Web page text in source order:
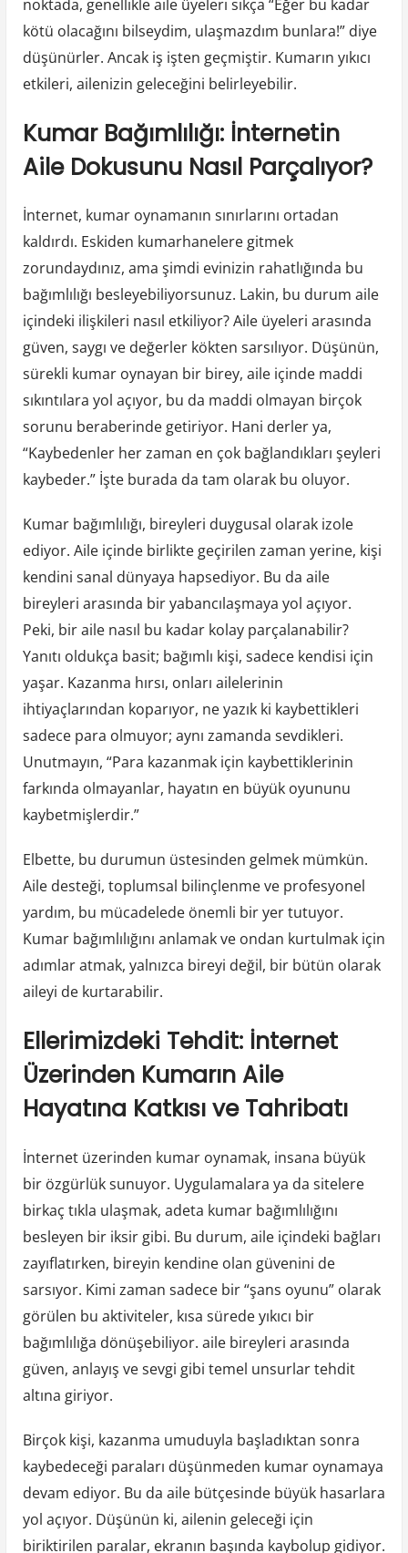
noktada, genellikle aile üyeleri sıkça “Eğer bu kadar
kötü olacağını bilseydim, ulaşmazdım bunlara!” diye
düşünürler. Ancak iş işten geçmiştir. Kumarın yıkıcı
etkileri, ailenizin geleceğini belirleyebilir.
Kumar Bağımlılığı: İnternetin
Aile Dokusunu Nasıl Parçalıyor?
İnternet, kumar oynamanın sınırlarını ortadan
kaldırdı. Eskiden kumarhanelere gitmek
zorundaydınız, ama şimdi evinizin rahatlığında bu
bağımlılığı besleyebiliyorsunuz. Lakin, bu durum aile
içindeki ilişkileri nasıl etkiliyor? Aile üyeleri arasında
güven, saygı ve değerler kökten sarsılıyor. Düşünün,
sürekli kumar oynayan bir birey, aile içinde maddi
sıkıntılara yol açıyor, bu da maddi olmayan birçok
sorunu beraberinde getiriyor. Hani derler ya,
“Kaybedenler her zaman en çok bağlandıkları şeyleri
kaybeder.” İşte burada da tam olarak bu oluyor.
Kumar bağımlılığı, bireyleri duygusal olarak izole
ediyor. Aile içinde birlikte geçirilen zaman yerine, kişi
kendini sanal dünyaya hapsediyor. Bu da aile
bireyleri arasında bir yabancılaşmaya yol açıyor.
Peki, bir aile nasıl bu kadar kolay parçalanabilir?
Yanıtı oldukça basit; bağımlı kişi, sadece kendisi için
yaşar. Kazanma hırsı, onları ailelerinin
ihtiyaçlarından koparıyor, ne yazık ki kaybettikleri
sadece para olmuyor; aynı zamanda sevdikleri.
Unutmayın, “Para kazanmak için kaybettiklerinin
farkında olmayanlar, hayatın en büyük oyununu
kaybetmişlerdir.”
Elbette, bu durumun üstesinden gelmek mümkün.
Aile desteği, toplumsal bilinçlenme ve profesyonel
yardım, bu mücadelede önemli bir yer tutuyor.
Kumar bağımlılığını anlamak ve ondan kurtulmak için
adımlar atmak, yalnızca bireyi değil, bir bütün olarak
aileyi de kurtarabilir.
Ellerimizdeki Tehdit: İnternet
Üzerinden Kumarın Aile
Hayatına Katkısı ve Tahribatı
İnternet üzerinden kumar oynamak, insana büyük
bir özgürlük sunuyor. Uygulamalara ya da sitelere
birkaç tıkla ulaşmak, adeta kumar bağımlılığını
besleyen bir iksir gibi. Bu durum, aile içindeki bağları
zayıflatırken, bireyin kendine olan güvenini de
sarsıyor. Kimi zaman sadece bir “şans oyunu” olarak
görülen bu aktiviteler, kısa sürede yıkıcı bir
bağımlılığa dönüşebiliyor. aile bireyleri arasında
güven, anlayış ve sevgi gibi temel unsurlar tehdit
altına giriyor.
Birçok kişi, kazanma umuduyla başladıktan sonra
kaybedeceği paraları düşünmeden kumar oynamaya
devam ediyor. Bu da aile bütçesinde büyük hasarlara
yol açıyor. Düşünün ki, ailenin geleceği için
biriktirilen paralar, ekranın başında kaybolup gidiyor.